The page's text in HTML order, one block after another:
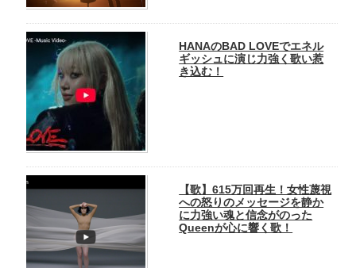
HANAのBAD LOVEでエネル
ギッシュに演じ力強く歌い惹
き込む！
【歌】615万回再生！女性蔑視
への怒りのメッセージを静か
に力強い魂と信念がのった
Queenが心に響く歌！